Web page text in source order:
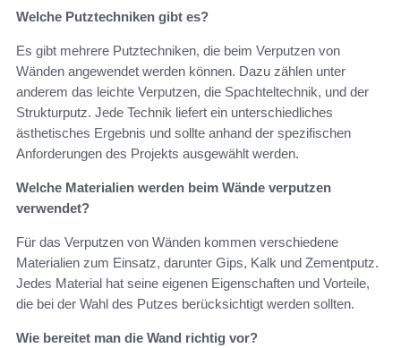
Welche Putztechniken gibt es?
Es gibt mehrere Putztechniken, die beim Verputzen von
Wänden angewendet werden können. Dazu zählen unter
anderem das leichte Verputzen, die Spachteltechnik, und der
Strukturputz. Jede Technik liefert ein unterschiedliches
ästhetisches Ergebnis und sollte anhand der spezifischen
Anforderungen des Projekts ausgewählt werden.
Welche Materialien werden beim Wände verputzen
verwendet?
Für das Verputzen von Wänden kommen verschiedene
Materialien zum Einsatz, darunter Gips, Kalk und Zementputz.
Jedes Material hat seine eigenen Eigenschaften und Vorteile,
die bei der Wahl des Putzes berücksichtigt werden sollten.
Wie bereitet man die Wand richtig vor?